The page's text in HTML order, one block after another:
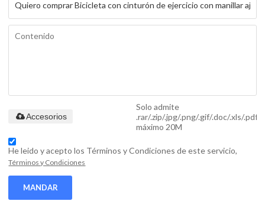
Solo admite
.rar/.zip/.jpg/.png/.gif/.doc/.xls/.pdf,
máximo 20M
Accesorios
He leido y acepto los Términos y Condiciones de este servicio,
Términos y Condiciones
MANDAR